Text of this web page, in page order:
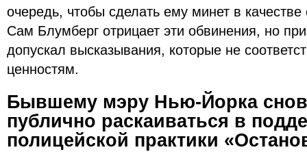
очередь, чтобы сделать ему минет в качестве
Сам Блумберг отрицает эти обвинения, но
допускал высказывания, которые не
ценностям.
Бывшему мэру Нью-Йорка
публично раскаиваться в
полицейской практики